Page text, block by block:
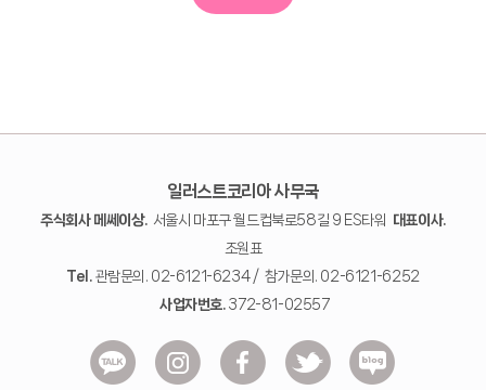
일러스트코리아 사무국
주식회사 메쎄이상.서울시 마포구 월드컵북로58길 9 ES타워
대표이사.
조원표
Tel.관람문의. 02-6121-6234 / 참가문의. 02-6121-6252
사업자번호.372-81-02557